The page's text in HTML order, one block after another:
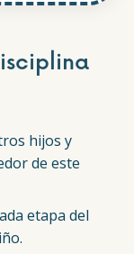
hijos y
de este
etapa del